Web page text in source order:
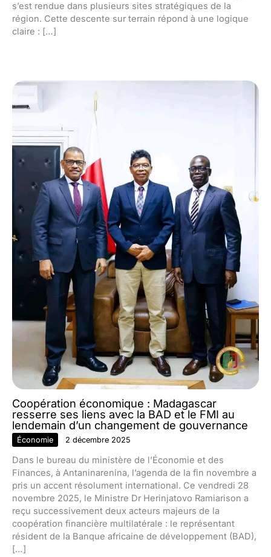
s’est rendue dans plusieurs sites stratégiques de la
région. Cette descente sur terrain répond à une logique
claire : […]
Coopération économique : Madagascar
resserre ses liens avec la BAD et le FMI au
lendemain d’un changement de gouvernance
Économie 2 décembre 2025
Dans le bureau du ministère de l’Économie et des
Finances, à Antaninarenina, l’agenda de la fin novembre a
pris un accent résolument international. Ce vendredi 28
novembre 2025, le Ministre Dr Herinjatovo Ramiarison a
reçu successivement deux acteurs majeurs de la
coopération financière multilatérale : le représentant
résident de la Banque africaine de développement (BAD),
[…]